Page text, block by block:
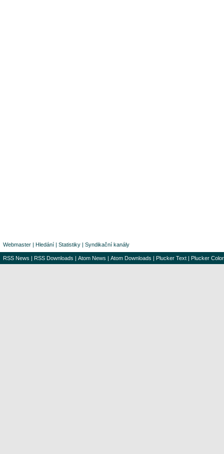
Webmaster | Hledání | Statistiky | Syndikační kanály
RSS News | RSS Downloads | Atom News | Atom Downloads | Plucker Text | Plucker Color